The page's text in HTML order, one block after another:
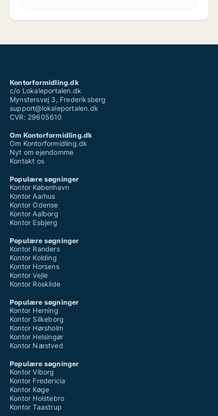
Kontorformidling.dk
c/o Lokaleportalen.dk
Mynstersvej 3, Frederiksberg
support@lokaleportalen.dk
CVR: 29605610
Om Kontorformidling.dk
Om Kontorformidling.dk
Nyt om ejendomme
Kontakt os
Populære søgninger
Kontor København
Kontor Aarhus
Kontor Odense
Kontor Aalborg
Kontor Esbjerg
Populære søgninger
Kontor Randers
Kontor Kolding
Kontor Horsens
Kontor Vejle
Kontor Roskilde
Populære søgninger
Kontor Herning
Kontor Silkeborg
Kontor Hørsholm
Kontor Helsingør
Kontor Næstved
Populære søgninger
Kontor Viborg
Kontor Fredericia
Kontor Køge
Kontor Holstebro
Kontor Taastrup